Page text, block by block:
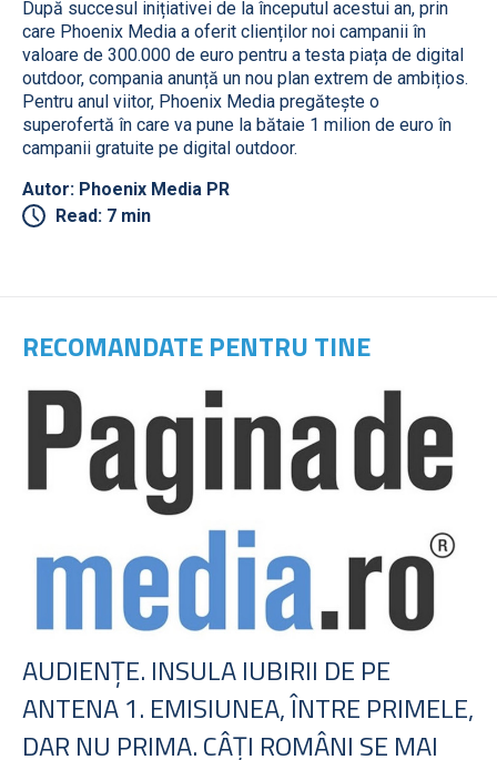
După succesul inițiativei de la începutul acestui an, prin
care Phoenix Media a oferit clienților noi campanii în
valoare de 300.000 de euro pentru a testa piața de digital
outdoor, compania anunță un nou plan extrem de ambițios.
Pentru anul viitor, Phoenix Media pregătește o
superofertă în care va pune la bătaie 1 milion de euro în
campanii gratuite pe digital outdoor.
Autor: Phoenix Media PR
Read: 7 min
RECOMANDATE PENTRU TINE
AUDIENŢE. INSULA IUBIRII DE PE
ANTENA 1. EMISIUNEA, ÎNTRE PRIMELE,
DAR NU PRIMA. CÂŢI ROMÂNI SE MAI